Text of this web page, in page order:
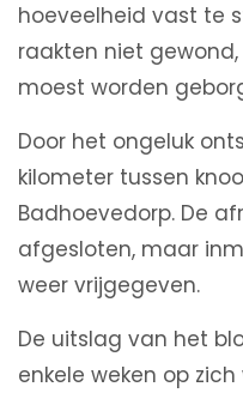
hoeveelheid vast te
raakten niet
moest worden
Door het ongeluk
kilometer tussen
Badhoevedorp. De
afgesloten, maar
weer vrijgegeven.
De uitslag van het
enkele weken op